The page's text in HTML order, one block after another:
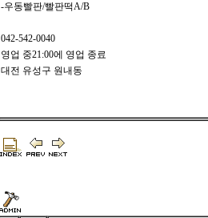
-우동빨판/빨판떡A/B
042-542-0040
영업 중21:00에 영업 종료
대전 유성구 원내동